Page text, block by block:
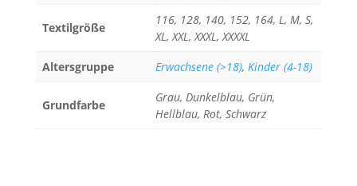
Textilgröße
116, 128, 140, 152, 164, L, M, S,
XL, XXL, XXXL, XXXXL
Altersgruppe
Erwachsene (>18), Kinder (4-18)
Grundfarbe
Grau, Dunkelblau, Grün,
Hellblau, Rot, Schwarz